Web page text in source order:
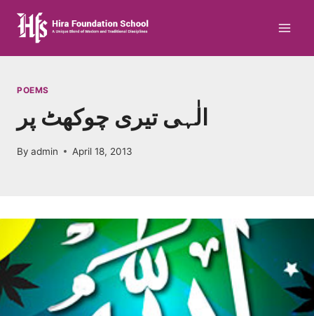
content
POEMS
الٰہی تیری چوکھٹ پر
By admin April 18, 2013